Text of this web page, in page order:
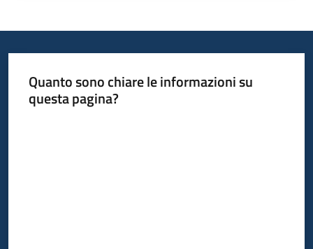
Quanto sono chiare le informazioni su
questa pagina?